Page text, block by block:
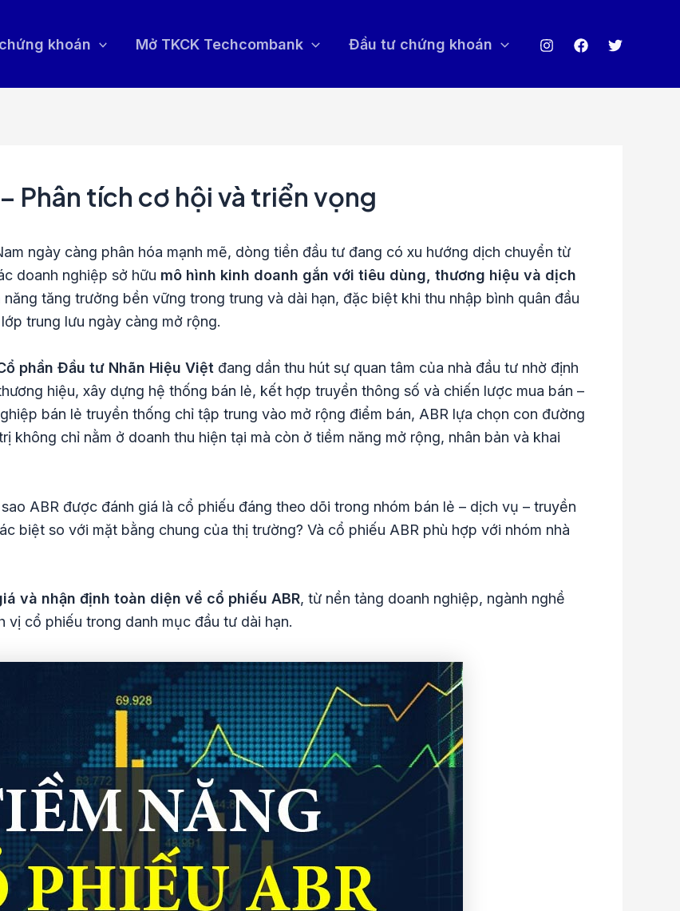
khoán Mở TKCK Techcombank Đầu tư chứng khoán
Phân tích cơ hội và triển vọng
ngày càng phân hóa mạnh mẽ, dòng tiền đầu tư đang có xu hướng dịch chuyển từ
doanh nghiệp sở hữu mô hình kinh doanh gắn với tiêu dùng, thương hiệu và dịch
tăng trưởng bền vững trong trung và dài hạn, đặc biệt khi thu nhập bình quân đầu
trung lưu ngày càng mở rộng.
phần Đầu tư Nhãn Hiệu Việt đang dần thu hút sự quan tâm của nhà đầu tư nhờ định
hiệu, xây dựng hệ thống bán lẻ, kết hợp truyền thông số và chiến lược mua bán –
bán lẻ truyền thống chỉ tập trung vào mở rộng điểm bán, ABR lựa chọn con đường
không chỉ nằm ở doanh thu hiện tại mà còn ở tiềm năng mở rộng, nhân bản và khai
ABR được đánh giá là cổ phiếu đáng theo dõi trong nhóm bán lẻ – dịch vụ – truyền
biệt so với mặt bằng chung của thị trường? Và cổ phiếu ABR phù hợp với nhóm nhà
và nhận định toàn diện về cổ phiếu ABR, từ nền tảng doanh nghiệp, ngành nghề
cổ phiếu trong danh mục đầu tư dài hạn.